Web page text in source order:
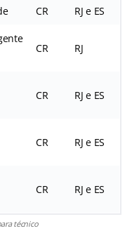
CR RJ e ES
CR RJ
CR RJ e ES
CR RJ e ES
CR RJ e ES
técnico